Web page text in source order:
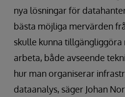
nya lösningar för
bästa möjliga mervärden
skulle kunna tillgängliggöra
arbeta, både avseende
hur man organiserar
dataanalys, säger Johan